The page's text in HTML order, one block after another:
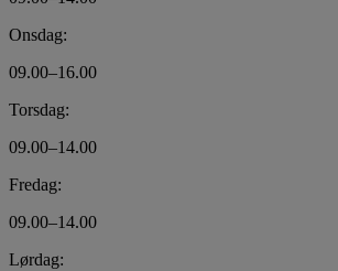
Onsdag:
09.00–16.00
Torsdag:
09.00–14.00
Fredag:
09.00–14.00
Lørdag: